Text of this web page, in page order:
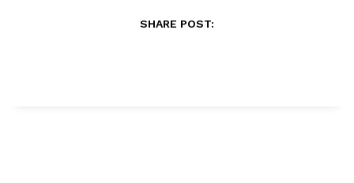
SHARE POST: